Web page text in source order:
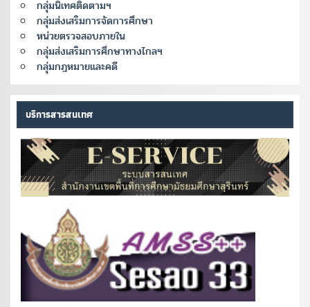
กลุ่มนิเทศติดตามฯ
กลุ่มส่งเสริมการจัดการศึกษา
หน่วยตรวจสอบภายใน
กลุ่มส่งเสริมการศึกษาทางไกลฯ
กลุ่มกฎหมายและคดี
บริการสารสนเทศ